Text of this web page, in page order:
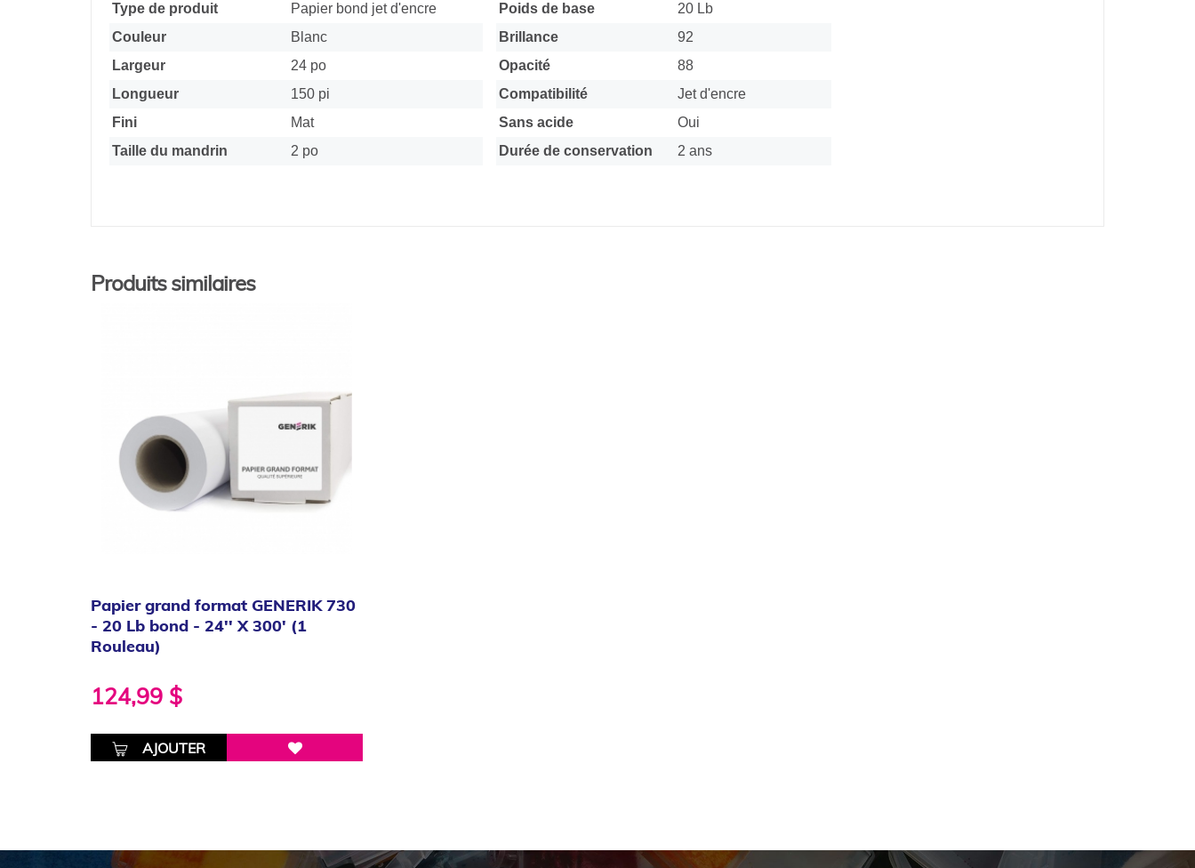
Type de produit
Papier bond jet d'encre Poids de base
20 Lb
Couleur
Blanc Brillance
92
Largeur
24 po Opacité
88
Longueur
150 pi Compatibilité
Jet d'encre
Fini
Mat Sans acide
Oui
Taille du mandrin
2 po Durée de conservation 2 ans
Produits similaires
Papier grand format GENERIK 730
- 20 Lb bond - 24'' X 300' (1
Rouleau)
124,99 $
AJOUTER